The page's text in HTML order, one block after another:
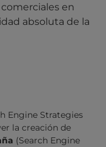
en
absoluta de la
Engine Strategies
la creación de
(Search Engine